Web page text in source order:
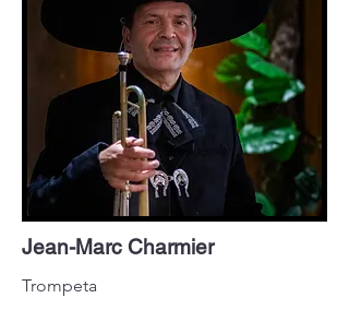
Jean-Marc Charmier
Trompeta